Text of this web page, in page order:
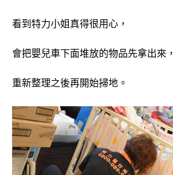
看到特力小姐真得很用心，
會把嬰兒車下面堆放的物品先拿出來，
重新整理之後再開始掃地。